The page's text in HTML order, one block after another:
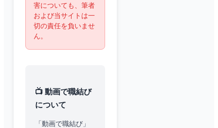
害についても、筆者
および当サイトは一
切の責任を負いませ
ん。
📺 動画で職結び
について
「動画で職結び」